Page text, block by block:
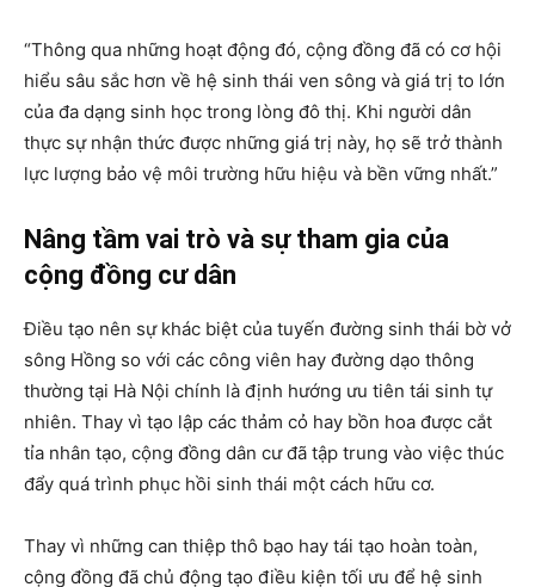
“Thông qua những hoạt động đó, cộng đồng đã có cơ hội
hiểu sâu sắc hơn về hệ sinh thái ven sông và giá trị to lớn
của đa dạng sinh học trong lòng đô thị. Khi người dân
thực sự nhận thức được những giá trị này, họ sẽ trở thành
lực lượng bảo vệ môi trường hữu hiệu và bền vững nhất.”
Nâng tầm vai trò và sự tham gia của
cộng đồng cư dân
Điều tạo nên sự khác biệt của tuyến đường sinh thái bờ vở
sông Hồng so với các công viên hay đường dạo thông
thường tại Hà Nội chính là định hướng ưu tiên tái sinh tự
nhiên. Thay vì tạo lập các thảm cỏ hay bồn hoa được cắt
tỉa nhân tạo, cộng đồng dân cư đã tập trung vào việc thúc
đẩy quá trình phục hồi sinh thái một cách hữu cơ.
Thay vì những can thiệp thô bạo hay tái tạo hoàn toàn,
cộng đồng đã chủ động tạo điều kiện tối ưu để hệ sinh